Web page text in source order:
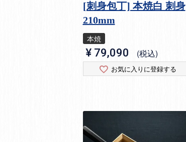
[刺身包丁] 本焼白 刺身
210mm
本焼
¥ 79,090 税込
お気に入りに登録する